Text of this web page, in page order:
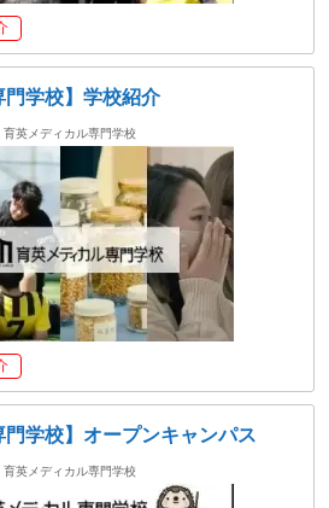
門学校】学校紹介
育英メディカル専門学校
門学校】オープンキャンパス
育英メディカル専門学校